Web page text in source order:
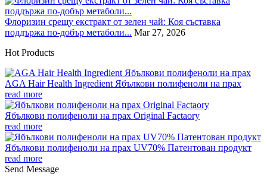
Флоризин срещу екстракт от зелен чай: Коя съставка
поддържа по-добър метаболи... Mar 27, 2026
Hot Products
AGA Hair Health Ingredient Ябълкови полифеноли на прах
read more
Ябълкови полифеноли на прах Original Factaory
read more
Ябълкови полифеноли на прах UV70% Патентован продукт
read more
Send Message